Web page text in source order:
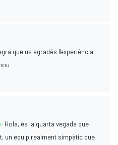
que us agradés l'experiència
Hola, és la quarta vegada que
un equip realment simpàtic que